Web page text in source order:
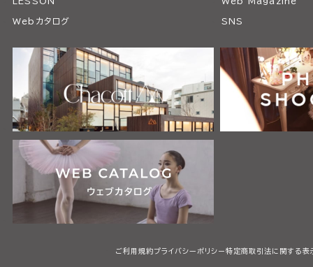
Webカタログ SNS
ご利用規約プライバシーポリシー特定商取引法に関する表